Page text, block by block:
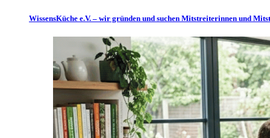
WissensKüche e.V. – wir gründen und suchen Mitstreiterinnen und